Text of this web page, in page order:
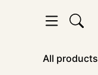
All products